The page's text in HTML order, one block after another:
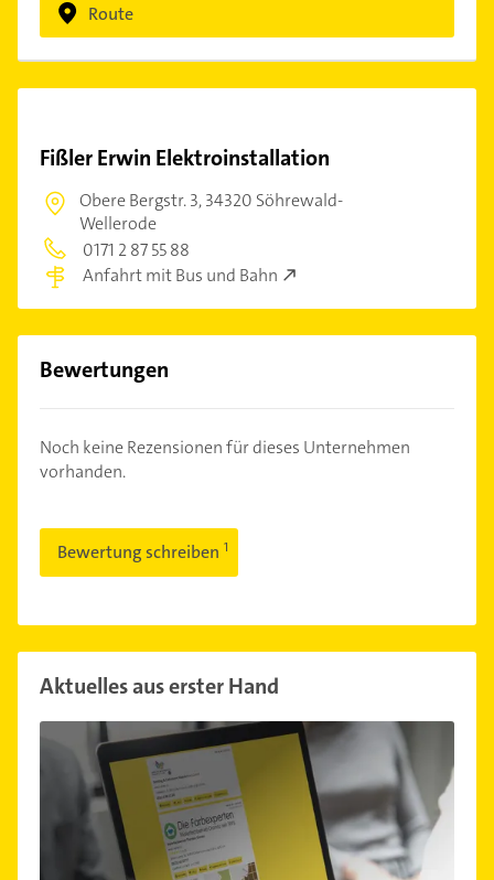
Route
Fißler Erwin Elektroinstallation
Obere Bergstr. 3,34320 Söhrewald-
Wellerode
0171 2 87 55 88
Anfahrt mit Bus und Bahn
Bewertungen
Noch keine Rezensionen für dieses Unternehmen
vorhanden.
Bewertung schreiben
Aktuelles aus erster Hand